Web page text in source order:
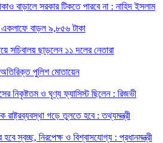
বাড়ালে সরকার টিকতে পারবে না : নাহিদ ইসলাম
একলাফে বাড়ল ৯,৮৫৬ টাকা
সচিবালয় ছাড়লেন ১১ দলের নেতারা
অতিরিক্ত পুলিশ মোতায়েন
নিকৃষ্টতম ও ঘৃণ্য ফ্যাসিস্ট ছিলেন : রিজভী
রাষ্ট্রব্যবস্থা গড়ে তুলতে হবে : তথ্যমন্ত্রী
হবে স্বচ্ছ, নিরপেক্ষ ও বিশ্বাসযোগ্য : প্রধানমন্ত্রী